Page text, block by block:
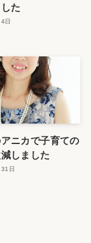
た
日
ニカで子育ての
しました
日